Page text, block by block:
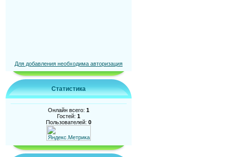
Для добавления необходима авторизация
Статистика
Онлайн всего: 1
Гостей: 1
Пользователей: 0